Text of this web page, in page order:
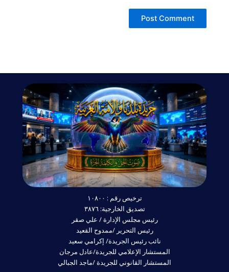
ترخيص رقم : ١٠٨٠٠
تصديق الخارجية: ٣٨٧٦
رئيس مجلس الإدارة / علي صقر
رئيس التحرير /ممدوح القعيد
نائب رئيس الجريدة/ إكرامي سعيد
المستشار الإعلامي للجريدة/عادل مرجان
المستشار القانوني للجريدة /ماجد الجبالي